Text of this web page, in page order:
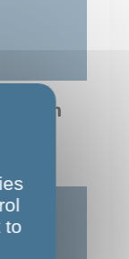
d’un
to